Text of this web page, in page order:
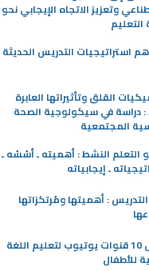
وتعزيز الاتجاه الإيجابي نحو
استراتيجيات التدريس الحديثة
القلق وتأثيراتها العابرة
: دراسة في سيكولوجية الصحة
المجتمعية
التعلم النشط : أهميته ـ أسُسُه ـ
ـ إيجابياته
: أهميتها ومُرتكزاتها
أفضل 10 قنوات يوتيوب لتعليم اللغة
للأطفال